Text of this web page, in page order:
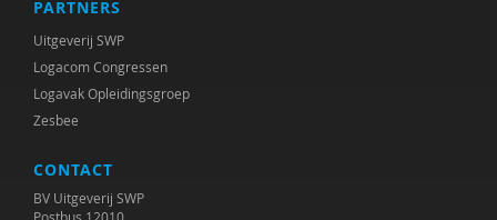
Anke van Dijke
Sietske Dijkstra
Grietje Drooglever
Y. Dusault
PARTNERS
Uitgeverij SWP
Logacom Congressen
Logavak Opleidingsgroep
Zesbee
CONTACT
BV Uitgeverij SWP